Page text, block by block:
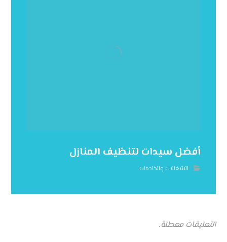
أفضل سيدات لتنظيف المنازل
الشغالات والخادمات
التعليقات معطلة.